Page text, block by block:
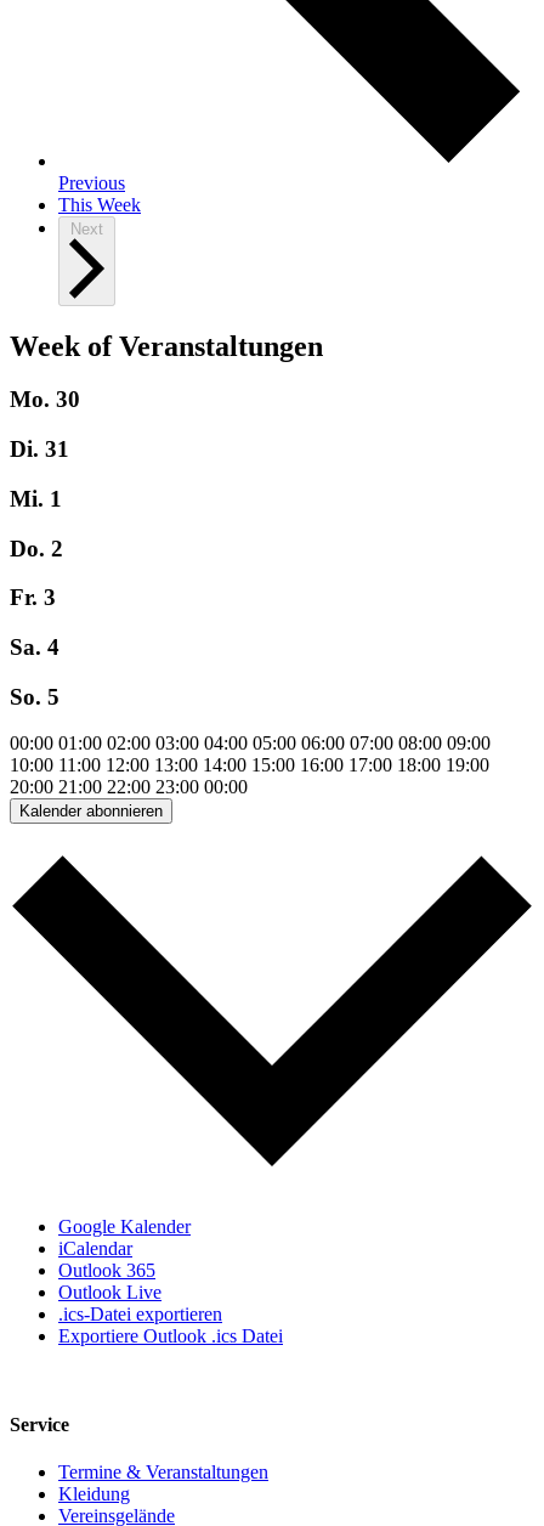
Previous
This Week
Next
Week of Veranstaltungen
Mo. 30
Di. 31
Mi. 1
Do. 2
Fr. 3
Sa. 4
So. 5
00:00 01:00 02:00 03:00 04:00 05:00 06:00 07:00 08:00 09:00
10:00 11:00 12:00 13:00 14:00 15:00 16:00 17:00 18:00 19:00
20:00 21:00 22:00 23:00 00:00
Kalender abonnieren
Google Kalender
iCalendar
Outlook 365
Outlook Live
.ics-Datei exportieren
Exportiere Outlook .ics Datei
Service
Termine & Veranstaltungen
Kleidung
Vereinsgelände